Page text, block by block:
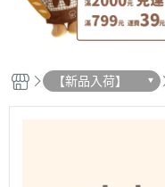
【新品入荷】